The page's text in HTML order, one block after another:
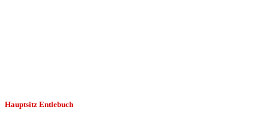
Hauptsitz Entlebuch